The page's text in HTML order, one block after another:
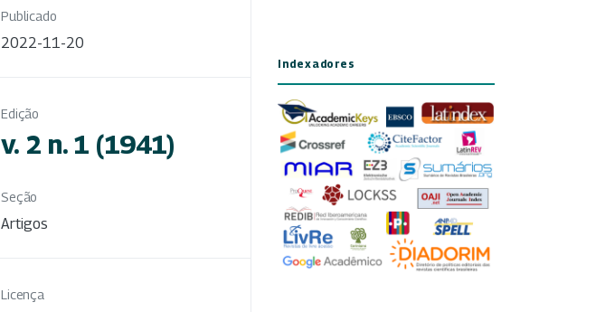
Publicado
2022-11-20
Edição
v. 2 n. 1 (1941)
Seção
Artigos
Licença
Indexadores